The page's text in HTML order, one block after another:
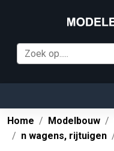
Home Modelbouw
n wagens, rijtuigen